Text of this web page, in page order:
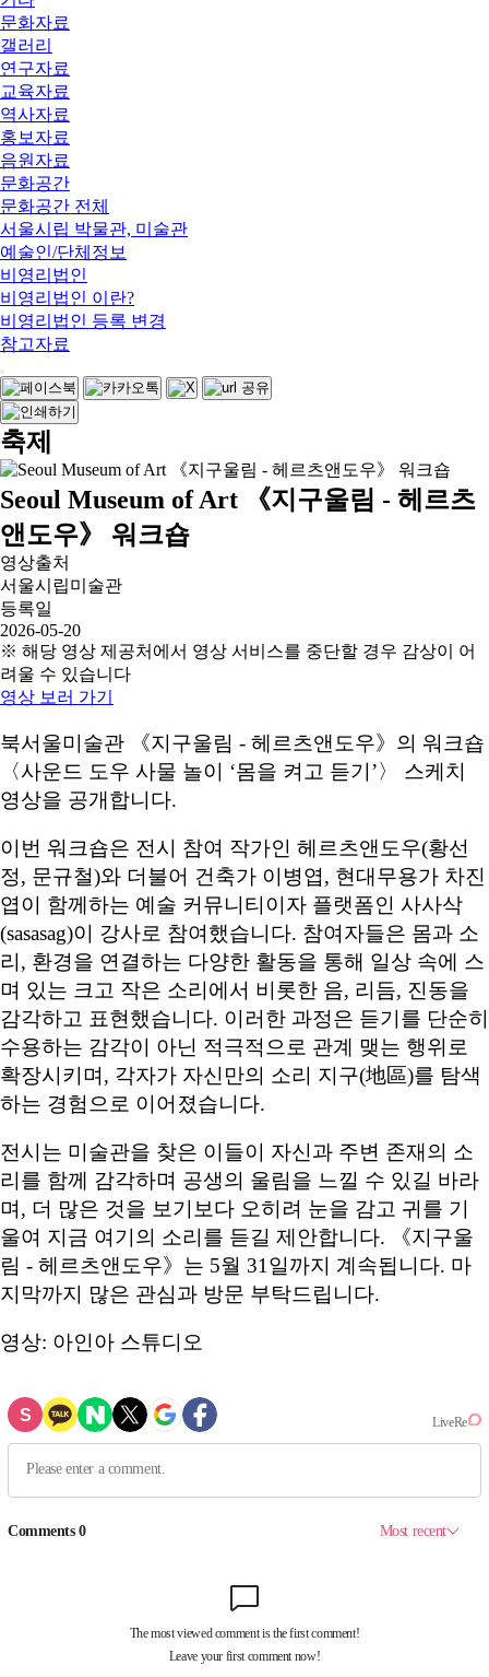
문화자료
갤러리
연구자료
교육자료
역사자료
홍보자료
음원자료
문화공간
문화공간 전체
서울시립 박물관, 미술관
예술인/단체정보
비영리법인
비영리법인 이란?
비영리법인 등록 변경
참고자료
축제
Seoul Museum of Art 《지구울림 - 헤르츠
앤도우》 워크숍
영상출처
서울시립미술관
등록일
2026-05-20
※ 해당 영상 제공처에서 영상 서비스를 중단할 경우 감상이 어
려울 수 있습니다
영상 보러 가기
북서울미술관 《지구울림 - 헤르츠앤도우》의 워크숍
〈사운드 도우 사물 놀이 ‘몸을 켜고 듣기’〉 스케치
영상을 공개합니다.
이번 워크숍은 전시 참여 작가인 헤르츠앤도우(황선
정, 문규철)와 더불어 건축가 이병엽, 현대무용가 차진
엽이 함께하는 예술 커뮤니티이자 플랫폼인 사사삭
(sasasag)이 강사로 참여했습니다. 참여자들은 몸과 소
리, 환경을 연결하는 다양한 활동을 통해 일상 속에 스
며 있는 크고 작은 소리에서 비롯한 음, 리듬, 진동을
감각하고 표현했습니다. 이러한 과정은 듣기를 단순히
수용하는 감각이 아닌 적극적으로 관계 맺는 행위로
확장시키며, 각자가 자신만의 소리 지구(地區)를 탐색
하는 경험으로 이어졌습니다.
전시는 미술관을 찾은 이들이 자신과 주변 존재의 소
리를 함께 감각하며 공생의 울림을 느낄 수 있길 바라
며, 더 많은 것을 보기보다 오히려 눈을 감고 귀를 기
울여 지금 여기의 소리를 듣길 제안합니다. 《지구울
림 - 헤르츠앤도우》는 5월 31일까지 계속됩니다. 마
지막까지 많은 관심과 방문 부탁드립니다.
영상: 아인아 스튜디오